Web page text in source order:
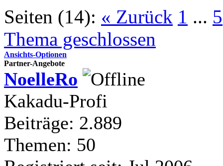
Seiten (14): « Zurück 1 ... 5
Thema geschlossen
Ansichts-Optionen
Partner-Angebote
NoelleRo
Kakadu-Profi
Beiträge: 2.889
Themen: 50